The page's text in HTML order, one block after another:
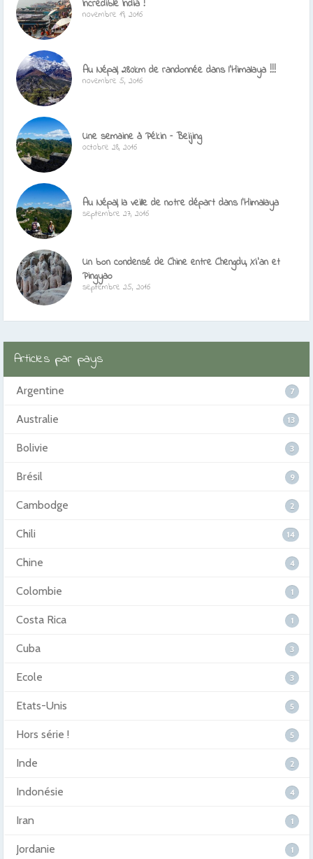
Incredible India !
novembre 19, 2016
Au Népal, 280km de randonnée dans l’Himalaya !!!
novembre 5, 2016
Une semaine à Pékin – Beijing
octobre 28, 2016
Au Népal, la veille de notre départ dans l’Himalaya
septembre 27, 2016
Un bon condensé de Chine entre Chengdu, Xi’an et
Pingyao
septembre 25, 2016
Articles par pays
Argentine 7
Australie 13
Bolivie 3
Brésil 9
Cambodge 2
Chili 14
Chine 4
Colombie 1
Costa Rica 1
Cuba 3
Ecole 3
Etats-Unis 5
Hors série ! 5
Inde 2
Indonésie 4
Iran 1
Jordanie 1